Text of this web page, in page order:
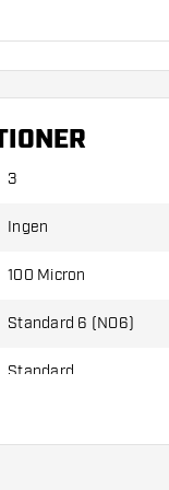
og shafts på
bedst til dig!
3
Ingen
100 Micron
Standard 6 (NO6)
Standard